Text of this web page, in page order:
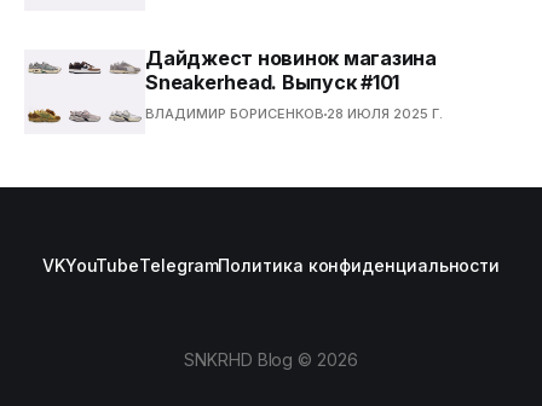
Дайджест новинок магазина
Sneakerhead. Выпуск #101
ВЛАДИМИР БОРИСЕНКОВ 28 ИЮЛЯ 2025 Г.
VKYouTubeTelegramПолитика конфиденциальности
SNKRHD Blog © 2026